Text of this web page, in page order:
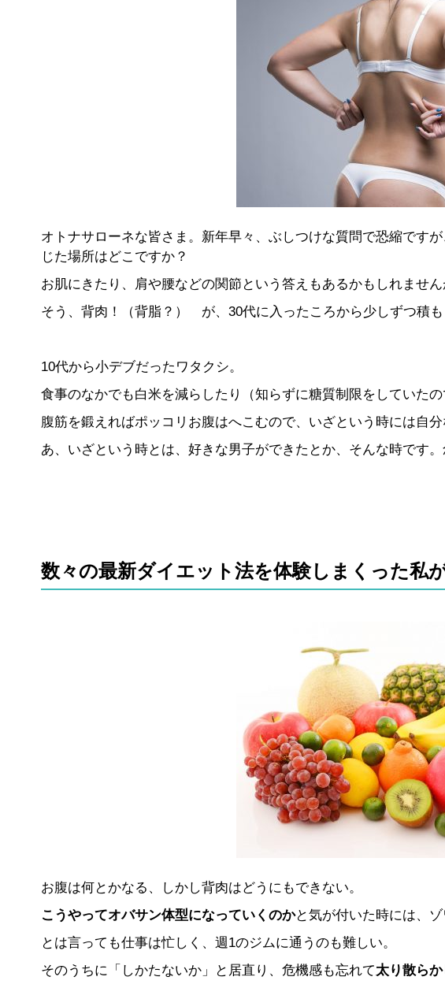
オトナサローネな皆さま。新年早々、ぶしつけな質問で恐縮ですが
じた場所はどこですか？
お肌にきたり、肩や腰などの関節という答えもあるかもしれません
そう、背肉！（背脂？） が、30代に入ったころから少しずつ積も
10代から小デブだったワタクシ。
食事のなかでも白米を減らしたり（知らずに糖質制限をしていたの
腹筋を鍛えればポッコリお腹はへこむので、いざという時には自
あ、いざという時とは、好きな男子ができたとか、そんな時です。
数々の最新ダイエット法を体験しまくった私
お腹は何とかなる、しかし背肉はどうにもできない。
こうやってオバサン体型になっていくのかと気が付いた時には、ゾ
とは言っても仕事は忙しく、週1のジムに通うのも難しい。
そのうちに「しかたないか」と居直り、危機感も忘れて太り散らか